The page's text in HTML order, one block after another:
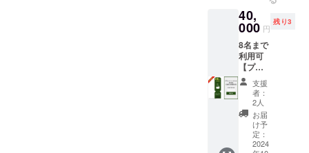
コード
を発行
いたし
ます。
HPより
ご予約
の際、
忘れず
に記入
をお願
いいた
しま
合計
112,000
円〜と
なりま
す。詳
しいお
値段
は、ご
予約の
際にHP
もしく
は予約
サイト
9月30日
までの3
年間 ※
宿泊料
金の目
安：2名
宿泊
（食事
無）：
合計
48,000
円〜、4
名宿泊
（食事
は素泊
まりの
ご提供
となり
ます。
食材は
付きま
せん。
ご自由
にお持
ち込み
くださ
い。 ・
「log&s
auna 和
-
nagomi,
wakaya
ma- 」
での日
帰りプ
ラン予
約時に
ご利用
いただ
けま
40,
000 円
残り3
8名まで
利用可
【プラ
イベー
トサウ
ナ＆
BBQ日
帰り特
別プラ
ン 3時
支援
者：
2人
お届
け予
定：
2024